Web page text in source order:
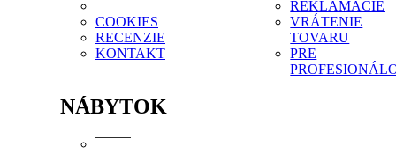
COOKIES
RECENZIE
KONTAKT
REKLAMÁCIE
VRÁTENIE
TOVARU
PRE
NÁBYTOK